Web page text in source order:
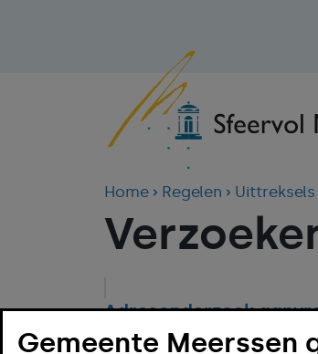
Home Regelen
Adresonderzoek
Gemeente